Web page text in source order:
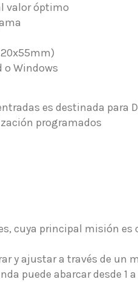
valor óptimo
o Windows
es destinada para
programados
cuya principal misión
y ajustar a través de un
puede abarcar desde 1